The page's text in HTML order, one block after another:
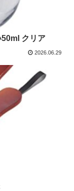
クリア
2026.06.29